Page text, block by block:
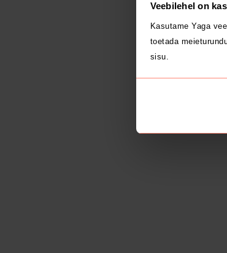
Veebilehel on
Kasutame Yaga
toetada
sisu.